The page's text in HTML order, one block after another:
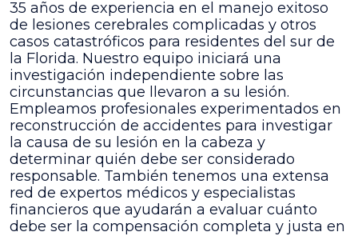
35 años de experiencia en el manejo exitoso
de lesiones cerebrales complicadas y otros
casos catastróficos para residentes del sur de
la Florida. Nuestro equipo iniciará una
investigación independiente sobre las
circunstancias que llevaron a su lesión.
Empleamos profesionales experimentados en
reconstrucción de accidentes para investigar
la causa de su lesión en la cabeza y
determinar quién debe ser considerado
responsable. También tenemos una extensa
red de expertos médicos y especialistas
financieros que ayudarán a evaluar cuánto
debe ser la compensación completa y justa en